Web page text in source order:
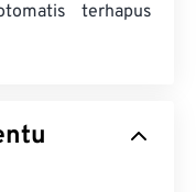
terhapus